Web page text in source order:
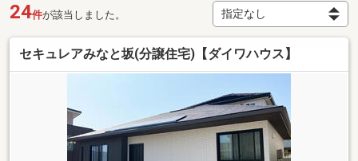
24件が該当しました。
セキュレアみなと坂(分譲住宅)【ダイワハウス】